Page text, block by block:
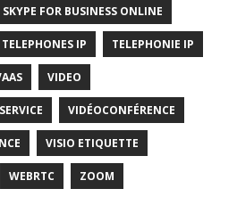
SKYPE FOR BUSINESS ONLINE
TELEPHONES IP TELEPHONIE IP
VIDEO
VIDÉOCONFÉRENCE
VISIO ETIQUETTE
WEBRTC ZOOM